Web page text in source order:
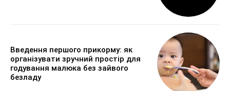
Введення першого прикорму: як
організувати зручний простір для
годування малюка без зайвого
безладу